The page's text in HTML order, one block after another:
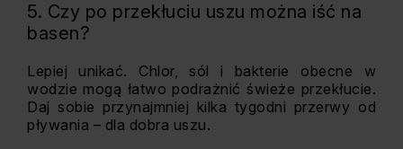
5. Czy po przekłuciu uszu można iść na
basen?
Lepiej unikać. Chlor, sól i bakterie obecne w
wodzie mogą łatwo podrażnić świeże przekłucie.
Daj sobie przynajmniej kilka tygodni przerwy od
pływania – dla dobra uszu.